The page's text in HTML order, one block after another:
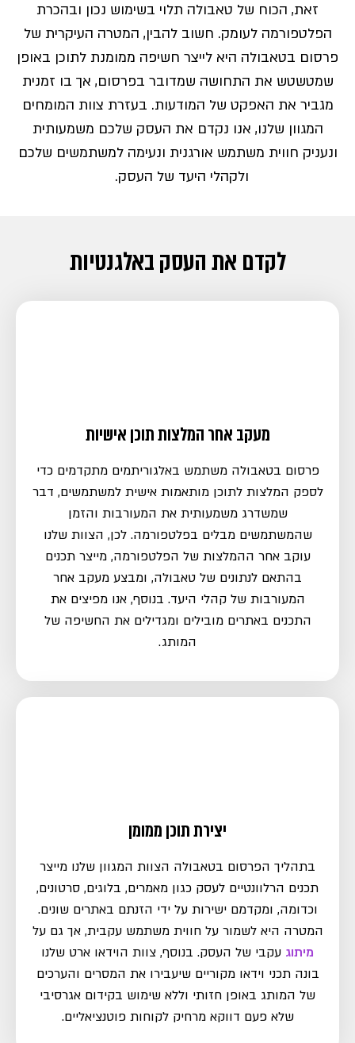
זאת, הכוח של טאבולה תלוי בשימוש נכון ובהכרת
הפלטפורמה לעומק. חשוב להבין, המטרה העיקרית של
פרסום בטאבולה היא לייצר חשיפה ממומנת לתוכן באופן
שמטשטש את התחושה שמדובר בפרסום, אך בו זמנית
מגביר את האפקט של המודעות. בעזרת צוות המומחים
המגוון שלנו, אנו נקדם את העסק שלכם משמעותית
ונעניק חווית משתמש אורגנית ונעימה למשתמשים שלכם
ולקהלי היעד של העסק.
לקדם את העסק באלגנטיות
מעקב אחר המלצות תוכן אישיות
פרסום בטאבולה משתמש באלגוריתמים מתקדמים כדי
לספק המלצות לתוכן מותאמות אישית למשתמשים, דבר
שמשדרג משמעותית את המעורבות והזמן
שהמשתמשים מבלים בפלטפורמה. לכן, הצוות שלנו
עוקב אחר ההמלצות של הפלטפורמה, מייצר תכנים
בהתאם לנתונים של טאבולה, ומבצע מעקב אחר
המעורבות של קהלי היעד. בנוסף, אנו מפיצים את
התכנים באתרים מובילים ומגדילים את החשיפה של
המותג.
יצירת תוכן ממומן
בתהליך הפרסום בטאבולה הצוות המגוון שלנו מייצר
תכנים הרלוונטיים לעסק כגון מאמרים, בלוגים, סרטונים,
וכדומה, ומקדמם ישירות על ידי הזנתם באתרים שונים.
המטרה היא לשמור על חווית משתמש עקבית, אך גם על
מיתוג עקבי של העסק. בנוסף, צוות הוידאו ארט שלנו
בונה תכני וידאו מקוריים שיעבירו את המסרים והערכים
של המותג באופן חזותי וללא שימוש בקידום אגרסיבי
שלא פעם דווקא מרחיק לקוחות פוטנציאליים.